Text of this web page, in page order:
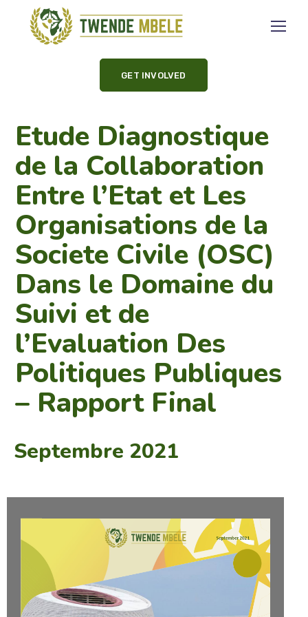
GET INVOLVED
Etude Diagnostique
de la Collaboration
Entre l’Etat et Les
Organisations de la
Societe Civile (OSC)
Dans le Domaine du
Suivi et de
l’Evaluation Des
Politiques Publiques
– Rapport Final
Septembre 2021